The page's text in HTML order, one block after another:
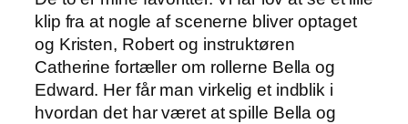
klip fra at nogle af scenerne bliver optaget
og Kristen, Robert og instruktøren
Catherine fortæller om rollerne Bella og
Edward. Her får man virkelig et indblik i
hvordan det har været at spille Bella og